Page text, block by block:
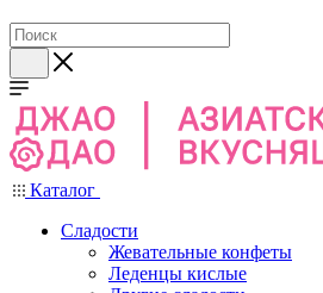
Каталог
Сладости
Жевательные конфеты
Леденцы кислые